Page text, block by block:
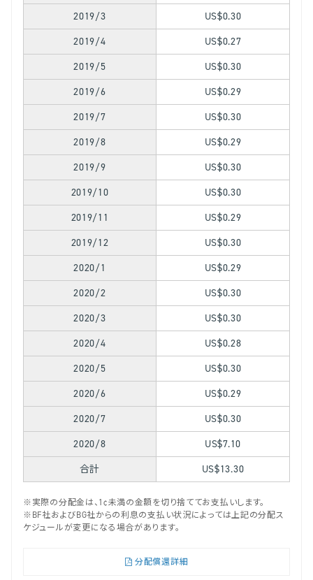
2019/3
US$0.30
2019/4
US$0.27
2019/5
US$0.30
2019/6
US$0.29
2019/7
US$0.30
2019/8
US$0.29
2019/9
US$0.30
2019/10
US$0.30
2019/11
US$0.29
2019/12
US$0.30
2020/1
US$0.29
2020/2
US$0.30
2020/3
US$0.30
2020/4
US$0.28
2020/5
US$0.30
2020/6
US$0.29
2020/7
US$0.30
2020/8
US$7.10
合計
US$13.30
※実際の分配金は、1¢未満の金額を切り捨ててお支払いします。
※BF社およびBG社からの利息の支払い状況によっては上記の分配ス
ケジュールが変更になる場合があります。
分配償還詳細